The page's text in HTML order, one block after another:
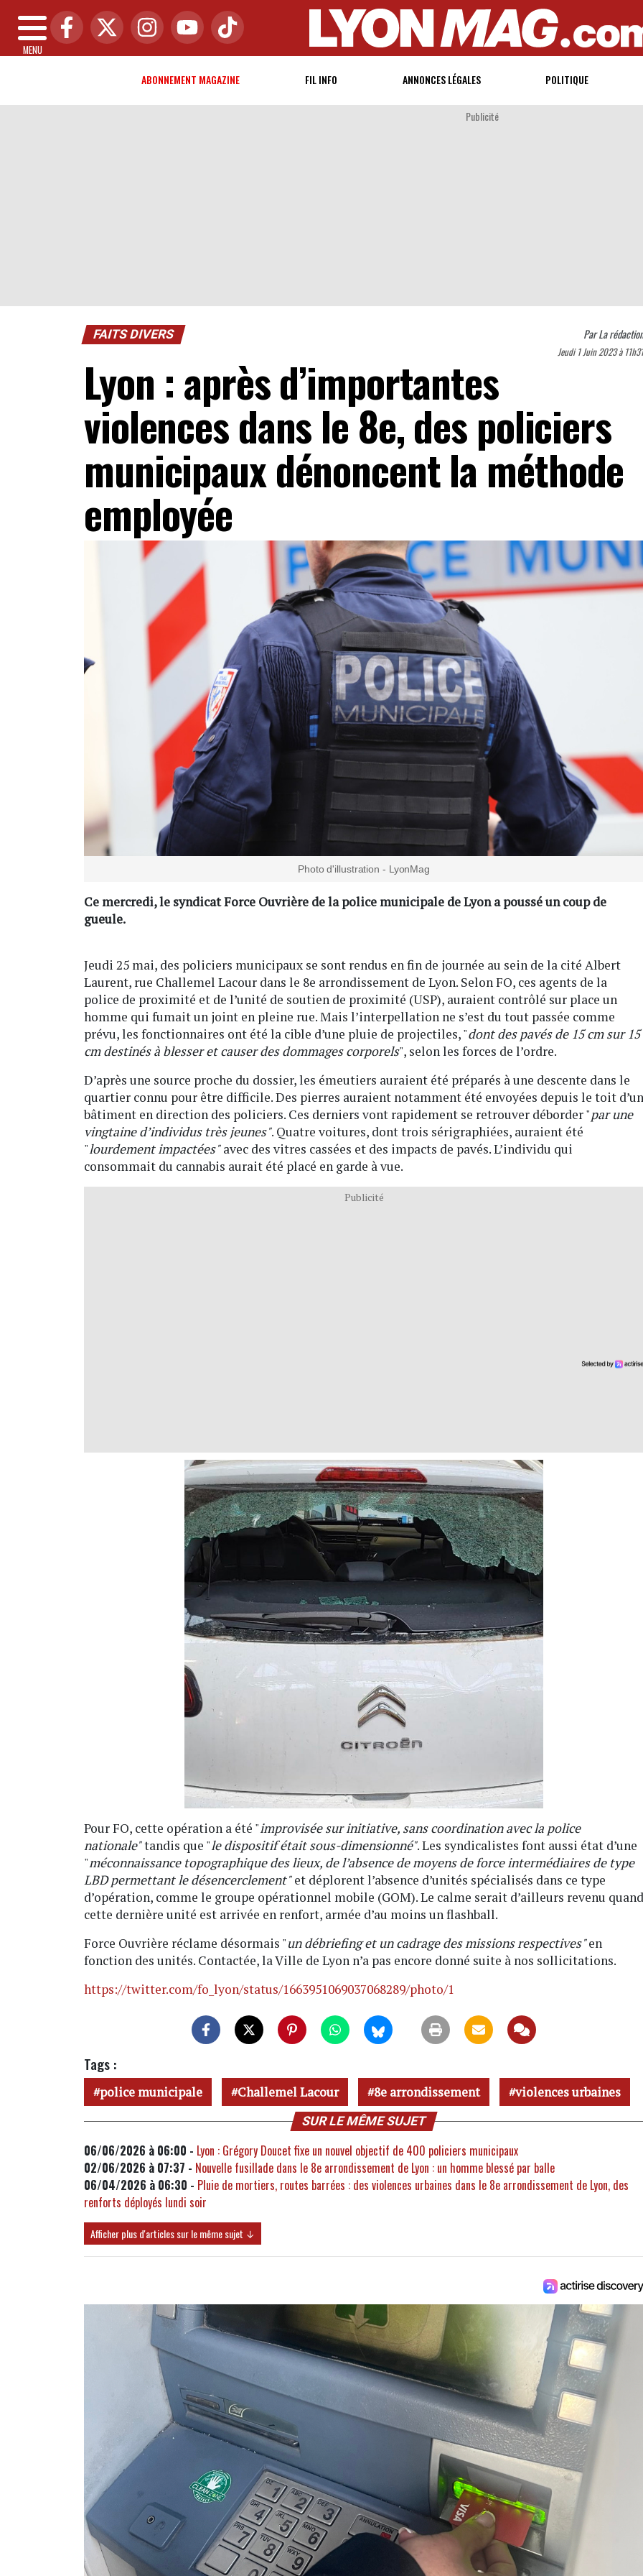
MENU
ABONNEMENT MAGAZINE FIL INFO ANNONCES LÉGALES POLITIQUE
Publicité
FAITS DIVERS ParLa rédaction
Jeudi 1 Juin 2023 à 11h31
Lyon : après d’importantes
violences dans le 8e, des policiers
municipaux dénoncent la méthode
employée
Photo d'illustration - LyonMag
Ce mercredi, le syndicat Force Ouvrière de la police municipale de Lyon a poussé un coup de
gueule.
Jeudi 25 mai, des policiers municipaux se sont rendus en fin de journée au sein de la cité Albert
Laurent, rue Challemel Lacour dans le 8e arrondissement de Lyon. Selon FO, ces agents de la
police de proximité et de l’unité de soutien de proximité (USP), auraient contrôlé sur place un
homme qui fumait un joint en pleine rue. Mais l’interpellation ne s’est du tout passée comme
prévu, les fonctionnaires ont été la cible d’une pluie de projectiles, "dont des pavés de 15 cm sur 15
cm destinés à blesser et causer des dommages corporels", selon les forces de l’ordre.
D’après une source proche du dossier, les émeutiers auraient été préparés à une descente dans le
quartier connu pour être difficile. Des pierres auraient notamment été envoyées depuis le toit d’un
bâtiment en direction des policiers. Ces derniers vont rapidement se retrouver déborder "par une
vingtaine d’individus très jeunes". Quatre voitures, dont trois sérigraphiées, auraient été
"lourdement impactées"avec des vitres cassées et des impacts de pavés. L’individu qui
consommait du cannabis aurait été placé en garde à vue.
Publicité
Pour FO, cette opération a été "improvisée sur initiative, sans coordination avec la police
nationale"tandis que "le dispositif était sous-dimensionné". Les syndicalistes font aussi état d’une
"méconnaissance topographique des lieux, de l’absence de moyens de force intermédiaires de type
LBD permettant le désencerclement"et déplorent l’absence d’unités spécialisés dans ce type
d’opération, comme le groupe opérationnel mobile (GOM). Le calme serait d’ailleurs revenu quand
cette dernière unité est arrivée en renfort, armée d’au moins un flashball.
Force Ouvrière réclame désormais "un débriefing et un cadrage des missions respectives"en
fonction des unités. Contactée, la Ville de Lyon n’a pas encore donné suite à nos sollicitations.
https://twitter.com/fo_lyon/status/1663951069037068289/photo/1
Tags :
police municipale Challemel Lacour 8e arrondissement violences urbaines
SUR LE MÊME SUJET
06/06/2026 à 06:00 - Lyon : Grégory Doucet fixe un nouvel objectif de 400 policiers municipaux
02/06/2026 à 07:37 - Nouvelle fusillade dans le 8e arrondissement de Lyon : un homme blessé par balle
06/04/2026 à 06:30 - Pluie de mortiers, routes barrées : des violences urbaines dans le 8e arrondissement de Lyon, des
renforts déployés lundi soir
Afficher plus d'articles sur le même sujet ↓